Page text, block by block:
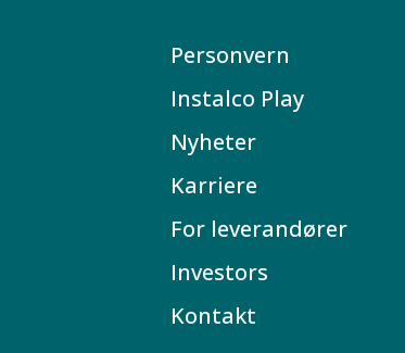
Personvern
Instalco Play
Nyheter
Karriere
For leverandører
Investors
Kontakt